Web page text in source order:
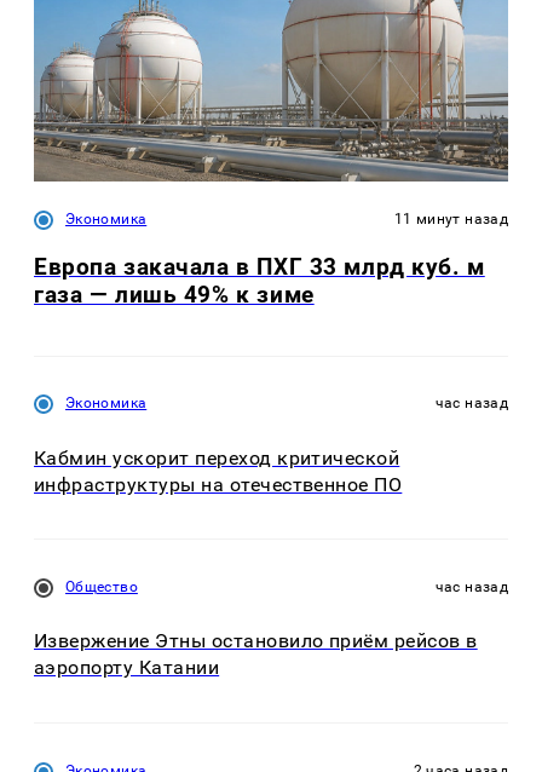
Экономика 11 минут назад
Европа закачала в ПХГ 33 млрд куб. м
газа — лишь 49% к зиме
Экономика час назад
Кабмин ускорит переход критической
инфраструктуры на отечественное ПО
Общество час назад
Извержение Этны остановило приём рейсов в
аэропорту Катании